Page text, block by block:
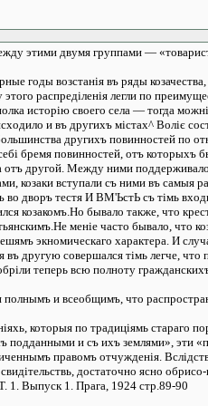
этими двумя группами —
годы возстанія въ ряды
распреділенія легли по
исторію своего села — тогда
и въ другихъ містах^ Воліє
другихъ повинностей по
бремя повинностей, отъ
отъ другой. Между ними
козаки вступали съ ними въ самыя
дворъ тестя И ВМ'ЬстЬ съ тімь
козакомъ.Но бывало также, что
меніе часто бывало, что
экномическаго характера. И
другую совершался тімь легче, что
теперь всю полноту
и всеобщимъ, что
которыя по традиціямь стараго
подданными и съ ихъ землями», эти
правомъ отчужденія.
достаточно ясно
1. Выпуск 1. Прага, 1924 стр.89-90